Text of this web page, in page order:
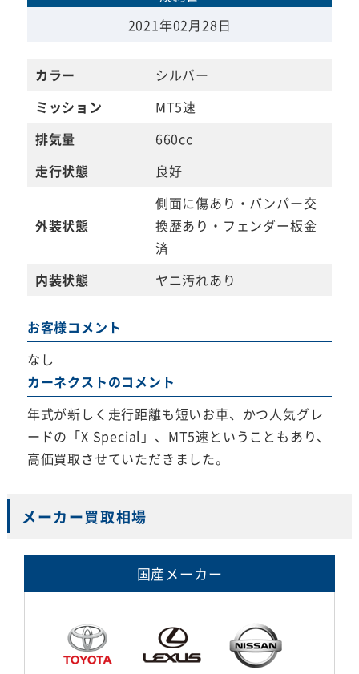
2021年02月28日
カラー
シルバー
ミッション
MT5速
排気量
660cc
走行状態
良好
外装状態
側面に傷あり・バンパー交
換歴あり・フェンダー板金
済
内装状態
ヤニ汚れあり
お客様コメント
なし
カーネクストのコメント
年式が新しく走行距離も短いお車、かつ人気グレ
ードの「X Special」、MT5速ということもあり、
高価買取させていただきました。
メーカー買取相場
国産メーカー